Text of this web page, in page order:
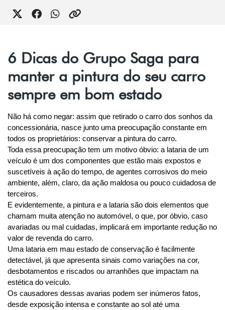
6 Dicas do Grupo Saga para
manter a pintura do seu carro
sempre em bom estado
Não há como negar: assim que retirado o carro dos sonhos da
concessionária, nasce junto uma preocupação constante em
todos os proprietários: conservar a pintura do carro.
Toda essa preocupação tem um motivo óbvio: a lataria de um
veículo é um dos componentes que estão mais expostos e
suscetíveis à ação do tempo, de agentes corrosivos do meio
ambiente, além, claro, da ação maldosa ou pouco cuidadosa de
terceiros.
E evidentemente, a pintura e a lataria são dois elementos que
chamam muita atenção no automóvel, o que, por óbvio, caso
avariadas ou mal cuidadas, implicará em importante redução no
valor de revenda do carro.
Uma lataria em mau estado de conservação é facilmente
detectável, já que apresenta sinais como variações na cor,
desbotamentos e riscados ou arranhões que impactam na
estética do veículo.
Os causadores dessas avarias podem ser inúmeros fatos,
desde exposição intensa e constante ao sol até uma